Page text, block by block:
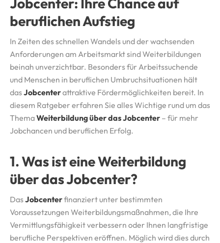
beruflichen Aufstieg
In Zeiten des schnellen Wandels und der wachsenden
Anforderungen am Arbeitsmarkt sind Weiterbildungen
beinah unverzichtbar. Besonders für Arbeitssuchende
und Menschen in beruflichen Umbruchsituationen hält
dasJobcenterattraktive Fördermöglichkeiten bereit. In
diesem Ratgeber erfahren Sie alles Wichtige rund um das
ThemaWeiterbildung über das Jobcenter – für mehr
Jobchancen und beruflichen Erfolg.
1. Was ist eine Weiterbildung
über das Jobcenter?
DasJobcenterfinanziert unter bestimmten
Voraussetzungen Weiterbildungsmaßnahmen, die Ihre
Vermittlungsfähigkeit verbessern oder Ihnen langfristige
berufliche Perspektiven eröffnen. Möglich wird dies durch